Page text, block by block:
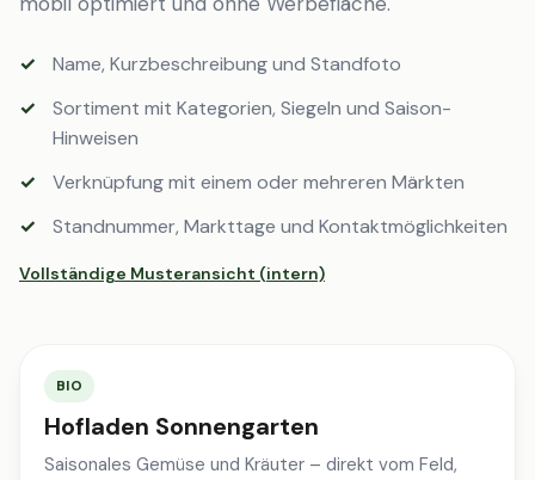
Name, Kurzbeschreibung und Standfoto
Sortiment mit Kategorien, Siegeln und Saison-
Hinweisen
Verknüpfung mit einem oder mehreren Märkten
Standnummer, Markttage und Kontaktmöglichkeiten
Vollständige Musteransicht (intern)
BIO
Hofladen Sonnengarten
Saisonales Gemüse und Kräuter – direkt vom Feld,